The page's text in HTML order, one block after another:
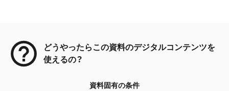
どうやったらこの資料のデジタルコンテンツを
使えるの？
資料固有の条件